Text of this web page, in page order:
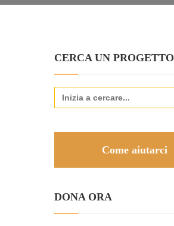
CERCA UN PROGETTO
Search
for:
Come aiutarci
DONA ORA